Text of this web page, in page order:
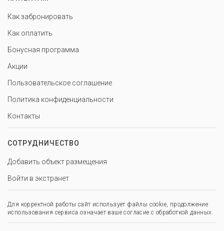
Как забронировать
Как оплатить
Бонусная программа
Акции
Пользовательское соглашение
Политика конфиденциальности
Контакты
СОТРУДНИЧЕСТВО
Добавить объект размещения
Войти в экстранет
Для корректной работы сайт использует файлы cookie, продолжение
использования сервиса означает ваше согласие с обработкой данных.